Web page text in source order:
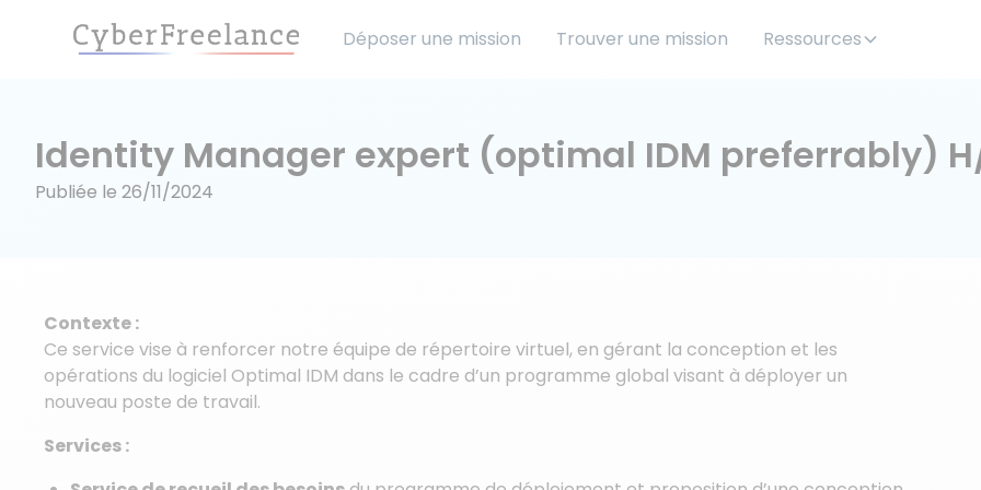
Déposer une mission Trouver une mission Ressources
Identity Manager expert (optimal IDM preferrably)
Publiée le 26/11/2024
Contexte :
Ce service vise à renforcer notre équipe de répertoire virtuel, en gérant la conception et les
opérations du logiciel Optimal IDM dans le cadre d’un programme global visant à déployer un
nouveau poste de travail.
Services :